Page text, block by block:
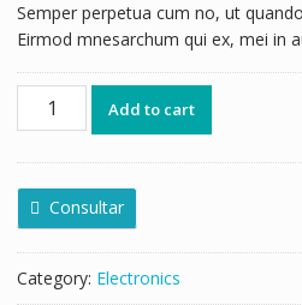
Semper perpetua cum no, ut
Eirmod mnesarchum qui ex, mei in
Add to cart
Consultar
Category: Electronics